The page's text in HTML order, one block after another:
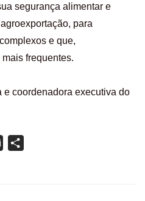
segurança alimentar e
para
e que,
frequentes.
e coordenadora executiva do
Email